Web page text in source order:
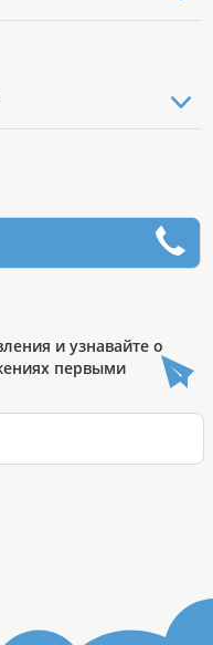
и узнавайте о
первыми